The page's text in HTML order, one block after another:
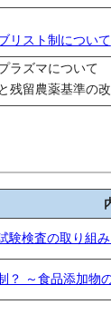
リスト制について
ラズマについて
残留農薬基準の
験検査の取り組み
？ ～食品添加物